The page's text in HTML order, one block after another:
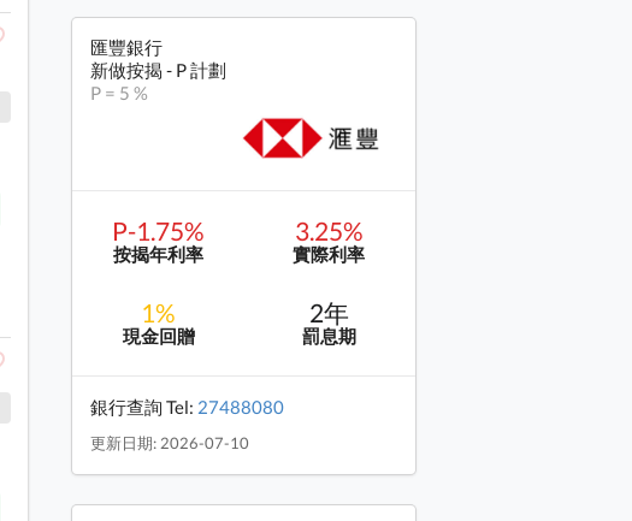
匯豐銀行
新做按揭 - P 計劃
P = 5 %
P-1.75%
按揭年利率
3.25%
實際利率
1%
現金回贈
2年
罰息期
銀行查詢 Tel: 27488080
更新日期: 2026-07-10